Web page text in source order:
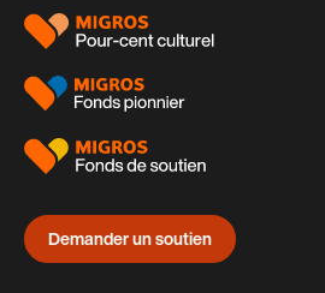
Demander un soutien